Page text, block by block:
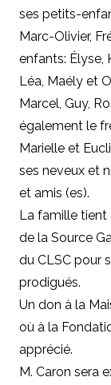
ses petits-
Marc-Olivier,
enfants: Élyse,
Léa, Maély et
Marcel, Guy,
également le
Marielle et
ses neveux et
et amis (es).
La famille tient
de la Source
du CLSC pour
prodigués.
Un don à la
où à la
apprécié.
M. Caron sera